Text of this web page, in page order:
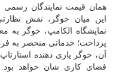
همان قیمت نمایندگان رسمی
این میان خوگر، نقش
نمایشگاه الكامپ، خوگر به
پرداخت؛ خدماتی منحصر به
آن، خوگر یاری دهنده
فضای كاری شان خواهد